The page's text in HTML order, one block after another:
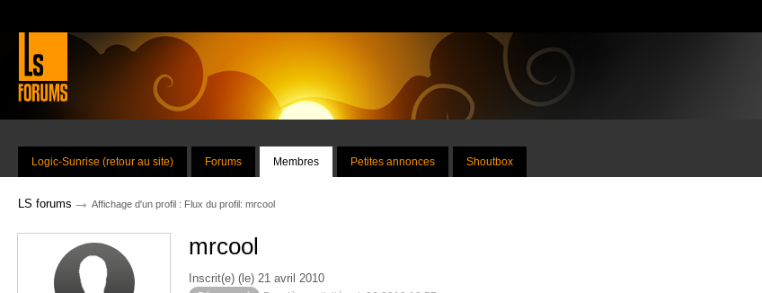
Logic-Sunrise (retour au site) Forums Membres Petites annonces Shoutbox
LS forums → Affichage d'un profil : Flux du profil: mrcool
mrcool
Inscrit(e) (le) 21 avril 2010